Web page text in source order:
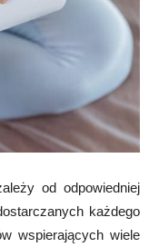
od odpowiedniej
każdego
wspierających wiele